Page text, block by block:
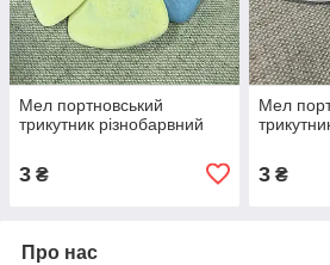
Мел портновський
трикутник різнобарвний
3 ₴
Мел
3₴
Про нас